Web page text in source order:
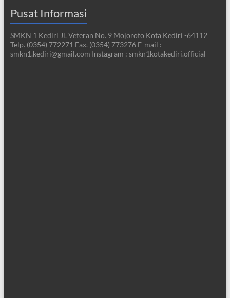
Pusat Informasi
SMKN 1 Kediri Jl. Veteran No. 9 Mojoroto Kota Kediri -64112
Telp. (0354) 772271 Fax. (0354) 773276 E-mail :
smkn1.kediri@gmail.com Instagram : smkn1kotakediri.official